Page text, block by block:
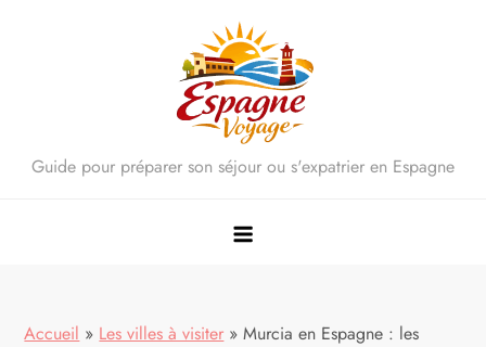
Guide pour préparer son séjour ou s'expatrier en Espagne
Accueil » Les villes à visiter » Murcia en Espagne : les